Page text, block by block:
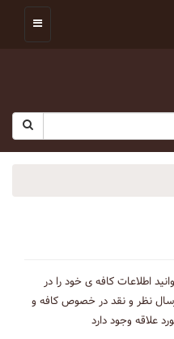
اطلاعات کافه ی خود را در
نظر و نقد در خصوص کافه و
علاقه وجود دارد